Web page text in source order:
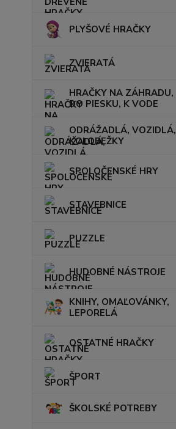
PLYŠOVÉ HRAČKY
ZVIERATÁ
HRAČKY NA ZÁHRADU,
DO PIESKU, K VODE
ODRÁŽADLÁ, VOZIDLÁ,
KOLOBEŽKY
SPOLOČENSKÉ HRY
STAVEBNICE
PUZZLE
HUDOBNÉ NÁSTROJE
KNIHY, OMAĽOVÁNKY,
LEPORELÁ
OSTATNÉ HRAČKY
ŠPORT
ŠKOLSKÉ POTREBY